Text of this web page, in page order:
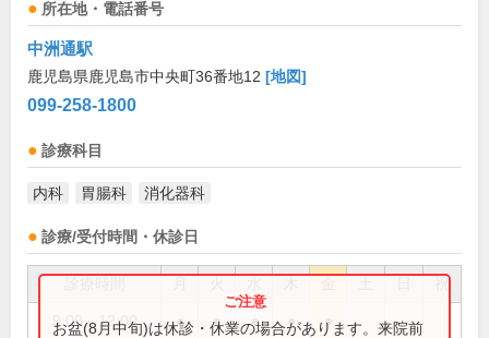
所在地・電話番号
中洲通駅
鹿児島県鹿児島市中央町36番地12 [地図]
099-258-1800
診療科目
内科 胃腸科 消化器科
診療/受付時間・休診日
祝
9:00～12:00 ● ● ● ● ●
お盆(8月中旬)は休診・休業の場合があります。来院前